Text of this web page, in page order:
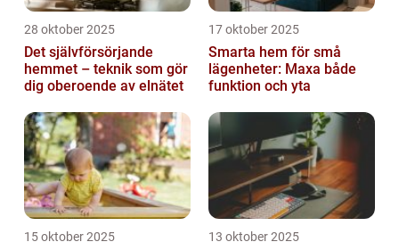
28 oktober 2025
Det självförsörjande
hemmet – teknik som gör
dig oberoende av elnätet
17 oktober 2025
Smarta hem för små
lägenheter: Maxa både
funktion och yta
15 oktober 2025 13 oktober 2025